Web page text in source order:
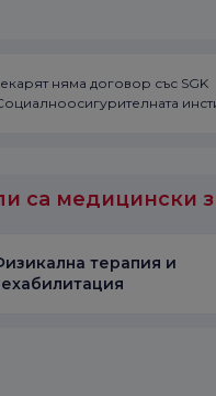
няма договор със SGK
са медицински
терапия и